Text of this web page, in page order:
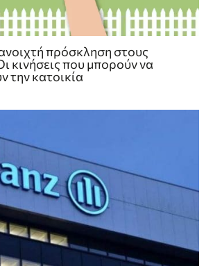
πρόσκληση στους
κινήσεις που μπορούν να
την κατοικία